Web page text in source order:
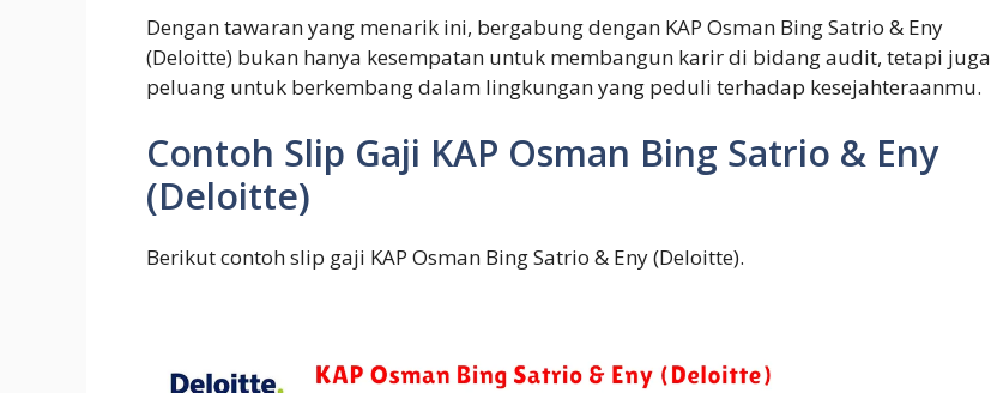
Dengan tawaran yang menarik ini, bergabung dengan KAP Osman Bing Satrio & Eny
(Deloitte) bukan hanya kesempatan untuk membangun karir di bidang audit, tetapi juga
peluang untuk berkembang dalam lingkungan yang peduli terhadap kesejahteraanmu.
Contoh Slip Gaji KAP Osman Bing Satrio & Eny
(Deloitte)
Berikut contoh slip gaji KAP Osman Bing Satrio & Eny (Deloitte).